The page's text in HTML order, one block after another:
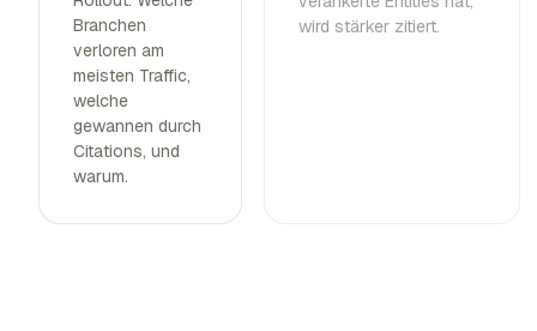
Branchen
verloren am
meisten Traffic,
welche
gewannen durch
Citations, und
warum.
wird stärker zitiert.